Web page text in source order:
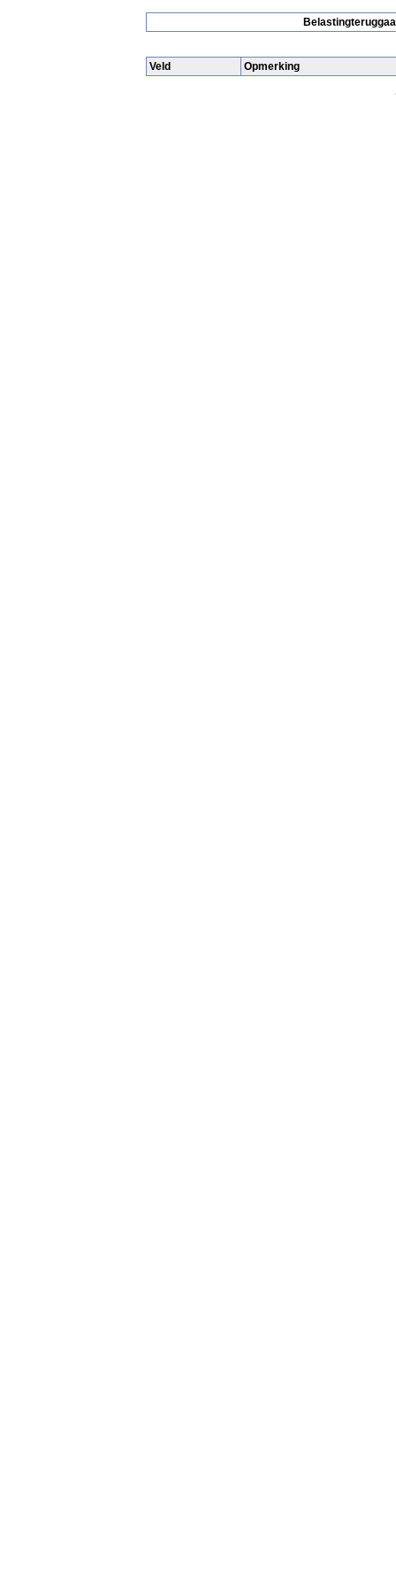
Veld Opmerking